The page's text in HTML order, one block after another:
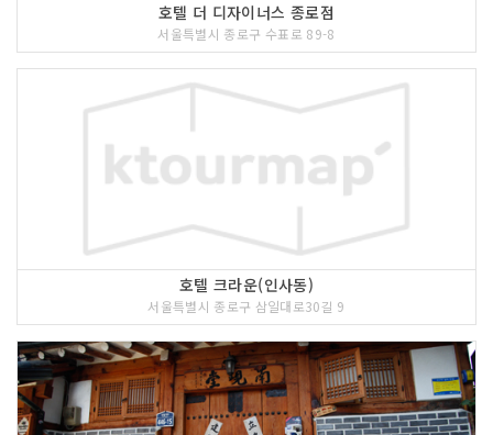
호텔 더 디자이너스 종로점
서울특별시 종로구 수표로 89-8
호텔 크라운(인사동)
서울특별시 종로구 삼일대로30길 9